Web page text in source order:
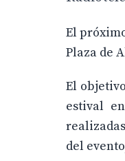
El
Plaza de
El
estival
del